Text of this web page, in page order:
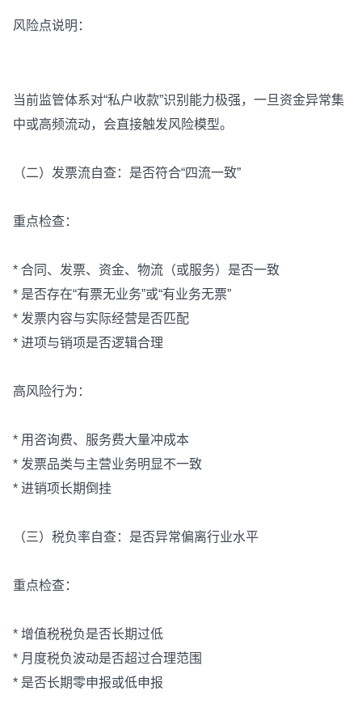
风险点说明：
当前监管体系对“私户收款”识别能力极强，一旦资金异常集
中或高频流动，会直接触发风险模型。
（二）发票流自查：是否符合“四流一致”
重点检查：
* 合同、发票、资金、物流（或服务）是否一致
* 是否存在“有票无业务”或“有业务无票”
* 发票内容与实际经营是否匹配
* 进项与销项是否逻辑合理
高风险行为：
* 用咨询费、服务费大量冲成本
* 发票品类与主营业务明显不一致
* 进销项长期倒挂
（三）税负率自查：是否异常偏离行业水平
重点检查：
* 增值税税负是否长期过低
* 月度税负波动是否超过合理范围
* 是否长期零申报或低申报